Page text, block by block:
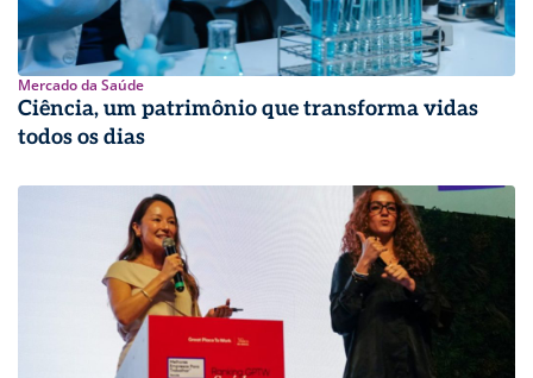
Mercado da Saúde
Ciência, um patrimônio que transforma vidas
todos os dias